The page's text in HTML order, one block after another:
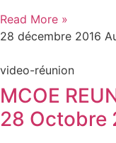
Read More »
28 décembre 2016
video-réunion
MCOE
28 Octobre